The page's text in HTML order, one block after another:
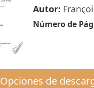
Autor:
Número de
Opciones de